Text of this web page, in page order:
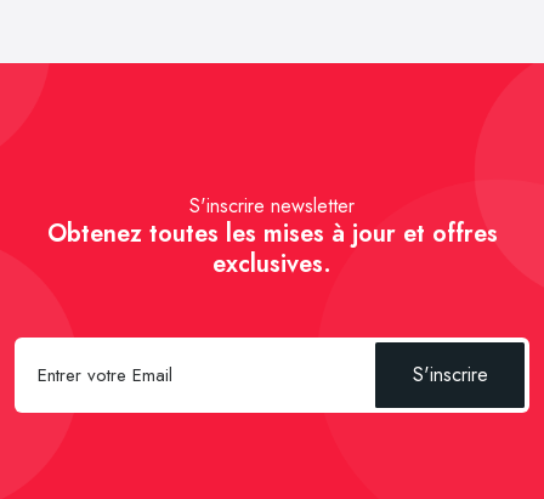
S'inscrire newsletter
Obtenez toutes les mises à jour et offres
exclusives.
S'inscrire